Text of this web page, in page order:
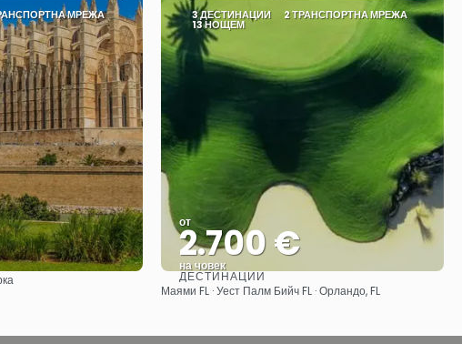
МРЕЖА 3 ДЕСТИНАЦИИ 2 ТРАНСПОРТНА МРЕЖА
13 НОЩЕМ
от
2.700 €
на човек
Вижте
ДЕСТИНАЦИИ
Маями FL · Уест Палм Бийч FL · Орландо, FL